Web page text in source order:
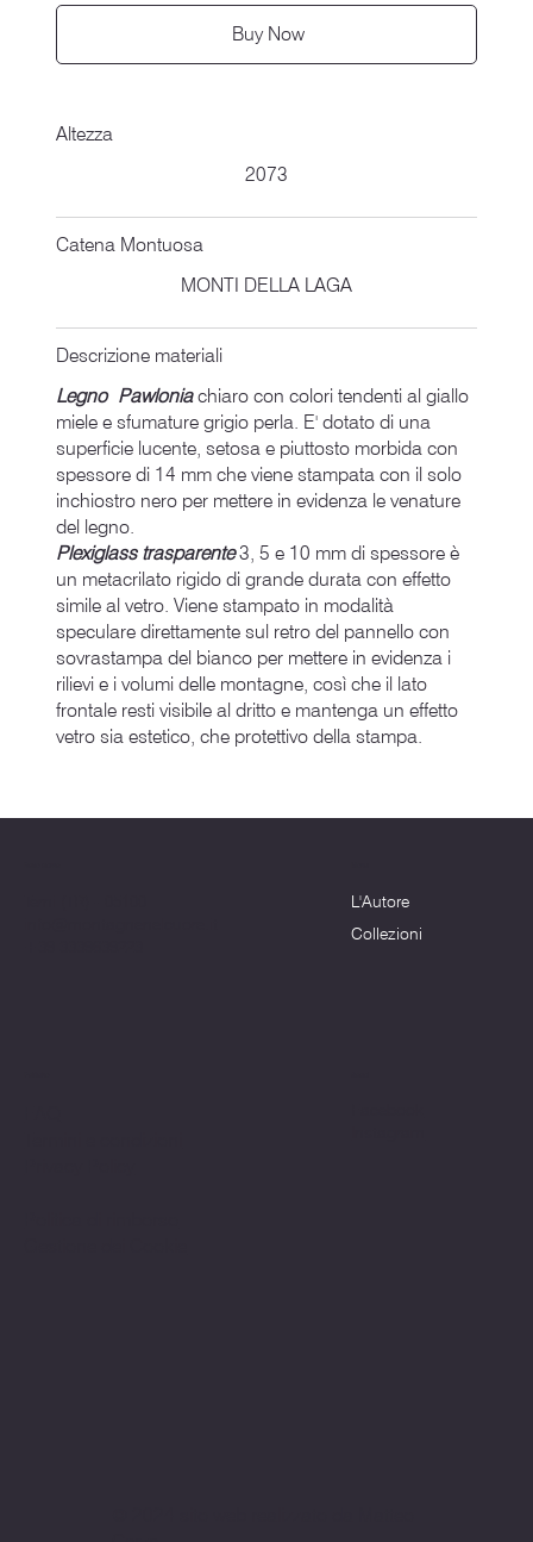
Buy Now
Altezza
2073
Catena Montuosa
MONTI DELLA LAGA
Descrizione materiali
Legno Pawloniachiaro con colori tendenti al giallo
miele e sfumature grigio perla. E' dotato di una
superficie lucente, setosa e piuttosto morbida con
spessore di 14 mm che viene stampata con il solo
inchiostro nero per mettere in evidenza le venature
del legno.
Plexiglass trasparente3, 5 e 10 mm di spessore è
un metacrilato rigido di grande durata con effetto
simile al vetro. Viene stampato in modalità
speculare direttamente sul retro del pannello con
sovrastampa del bianco per mettere in evidenza i
rilievi e i volumi delle montagne, così che il lato
frontale resti visibile al dritto e mantenga un effetto
vetro sia estetico, che protettivo della stampa.
L'Autore
Collezioni